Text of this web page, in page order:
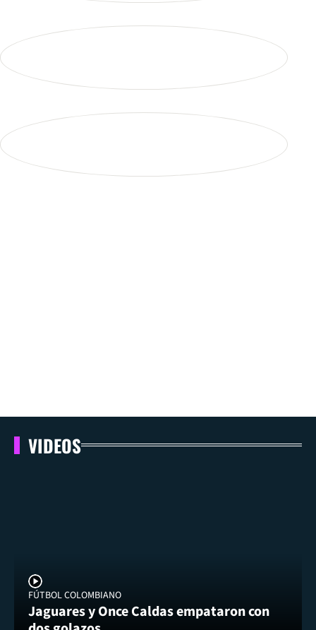
VIDEOS
FÚTBOL COLOMBIANO
Jaguares y Once Caldas empataron con